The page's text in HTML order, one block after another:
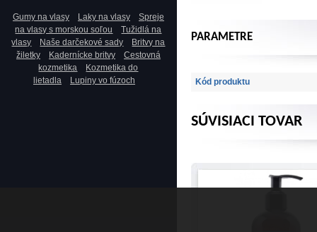
Gumy na vlasy Laky na vlasy
Spreje
na vlasy s morskou soľou
Tužidlá na
vlasy
Naše darčekové sady
Britvy na
žiletky
Kadernícke britvy
Cestovná
kozmetika
Kozmetika do
lietadla
Lupiny vo fúzoch
PARAMETRE
Kód produktu
SÚVISIACI TOVAR